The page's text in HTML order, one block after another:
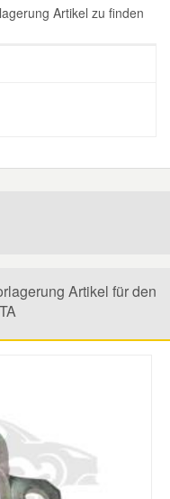
Artikel zu finden
Artikel für den